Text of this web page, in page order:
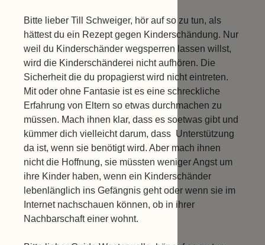
Bitte lieber Till Schweiger, hör auf so zu tun, als
hättest du ein Rezept gegen Kinderschändung. Nur
weil du Kinderschänder wegsperren lassen willst,
wird die Kinderschänderei nicht aufhören. Die
Sicherheit die du propagierst wird nicht eintreten.
Mit oder ohne Fantasie ist es eine schreckliche
Erfahrung von Eltern so etwas durchmachen zu
müssen. Mach ihnen klar, dass es soetwas gibt und
kümmer dich vielleicht darum, dass Unterstützung
da ist, wenn sie benötigt wird. Aber mach ihnen
nicht die Hoffnung, sie müssten weniger Angst um
ihre Kinder haben, wenn ein Kinderschänder
lebenlänglich ins Gefängnis geht oder wenn sie im
Internet nachschauen können, ob in ihrer
Nachbarschaft einer wohnt.